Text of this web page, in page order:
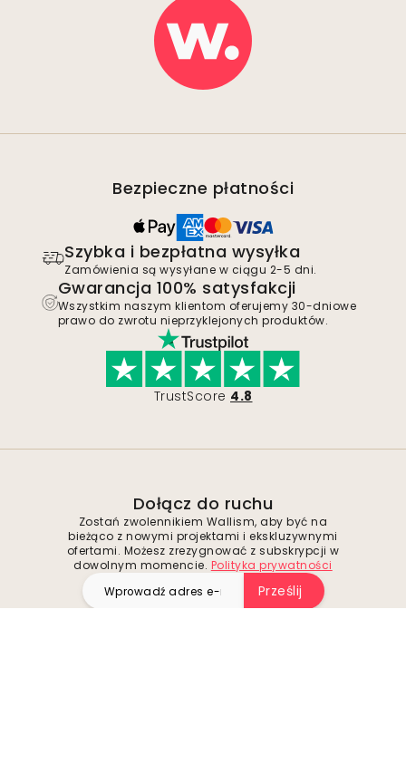
Bezpieczne płatności
Szybka i bezpłatna wysyłka
Zamówienia są wysyłane w ciągu 2-5 dni.
Gwarancja 100% satysfakcji
Wszystkim naszym klientom oferujemy 30-dniowe
prawo do zwrotu nieprzyklejonych produktów.
TrustScore 4.8
Dołącz do ruchu
Zostań zwolennikiem Wallism, aby być na
bieżąco z nowymi projektami i ekskluzywnymi
ofertami. Możesz zrezygnować z subskrypcji w
dowolnym momencie. Polityka prywatności
Prześlij